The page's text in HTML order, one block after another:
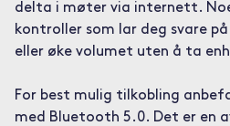
delta i møter via internett.
kontroller som lar deg svare
eller øke volumet uten å ta
For best mulig tilkobling
med Bluetooth 5.0. Det er en